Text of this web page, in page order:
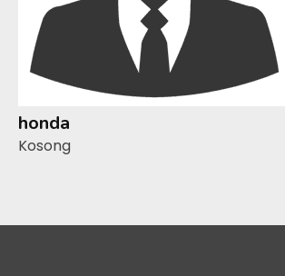
honda
Kosong